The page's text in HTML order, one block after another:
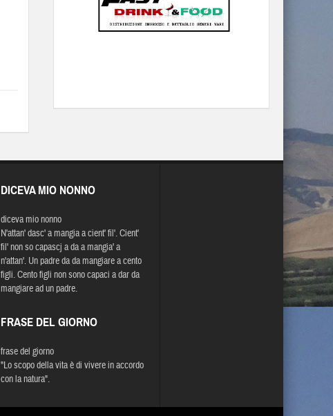
DICEVA MIO NONNO
diceva mio nonno
N'attan' dasc' a mangia a cient' fil'. Cient'
fil' non so capascj a da a mangia' a
n'attan'. Un padre da da mangiare a cento
figli. Cento figli non sono capaci a dar da
mangiare ad un padre.
FRASE DEL GIORNO
frase del giorno
"Lo scopo della vita è di vivere in accordo
con la natura".